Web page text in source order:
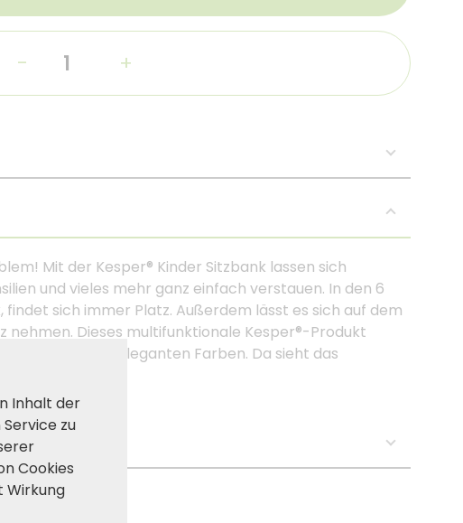
- +
Mit der Kesper® Kinder Sitzbank lassen sich
und vieles mehr ganz einfach verstauen. In den 6
sich immer Platz. Außerdem lässt es sich auf dem
nehmen. Dieses multifunktionale Kesper®-Produkt
und das in eleganten Farben. Da sieht das
Inhalt der
zu
Cookies
Wirkung